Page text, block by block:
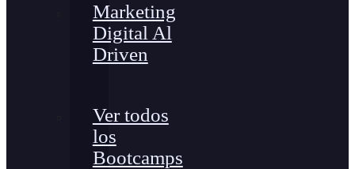
Marketing
Digital Al
Driven
Ver todos
los
Bootcamps